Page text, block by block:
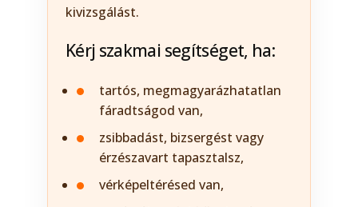
kivizsgálást.
Kérj szakmai segítséget, ha:
tartós, megmagyarázhatatlan
fáradtságod van,
zsibbadást, bizsergést vagy
érzészavart tapasztalsz,
vérképeltérésed van,